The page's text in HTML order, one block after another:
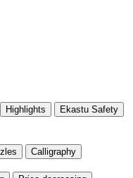
Highlights
Ekastu Safety
Calligraphy